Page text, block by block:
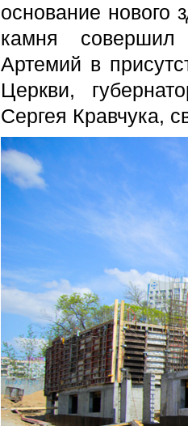
основание нового
камня совершил
Артемий в
Церкви,
Сергея Кравчука,